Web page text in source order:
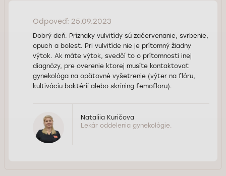
Odpoveď: 25.09.2023
Dobrý deň. Príznaky vulvitídy sú začervenanie, svrbenie,
opuch a bolesť. Pri vulvitíde nie je prítomný žiadny
výtok. Ak máte výtok, svedčí to o prítomnosti inej
diagnózy, pre overenie ktorej musíte kontaktovať
gynekológa na opätovné vyšetrenie (výter na flóru,
kultiváciu baktérií alebo skríning femofloru).
Nataliia Kuričova
Lekár oddelenia gynekológie.